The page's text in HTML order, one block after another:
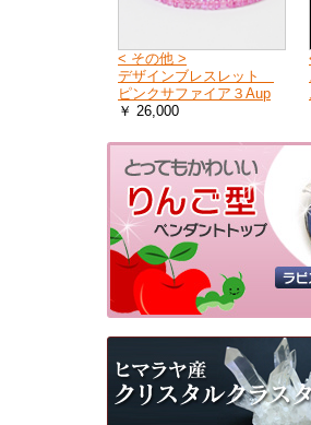
< その他 >
デザインブレスレット
ピンクサファイア３Aup
￥ 26,000